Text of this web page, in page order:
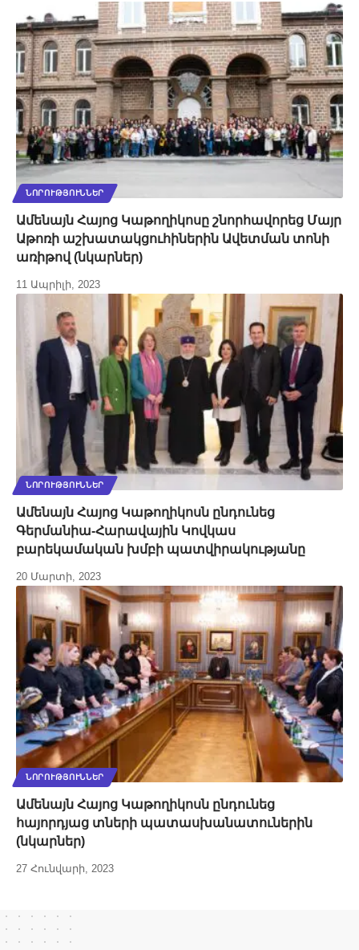
ՆՈՐՈՒԹՅՈՒՆՆԵՐ
Ամենայն Հայոց Կաթողիկոսը շնորհավորեց Մայր
Աթոռի աշխատակցուհիներին Ավետման տոնի
առիթով (նկարներ)
11 Ապրիլի, 2023
ՆՈՐՈՒԹՅՈՒՆՆԵՐ
Ամենայն Հայոց Կաթողիկոսն ընդունեց
Գերմանիա-Հարավային Կովկաս
բարեկամական խմբի պատվիրակությանը
20 Մարտի, 2023
ՆՈՐՈՒԹՅՈՒՆՆԵՐ
Ամենայն Հայոց Կաթողիկոսն ընդունեց
հայորդյաց տների պատասխանատուներին
(նկարներ)
27 Հունվարի, 2023